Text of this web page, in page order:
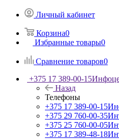
Личный кабинет
Корзина0
Избранные товары0
Сравнение товаров0
+375 17 389-00-15
Назад
Телефоны
+375 17 389-00-15
+375 29 760-00-35
+375 25 760-00-05
+375 17 389-48-18